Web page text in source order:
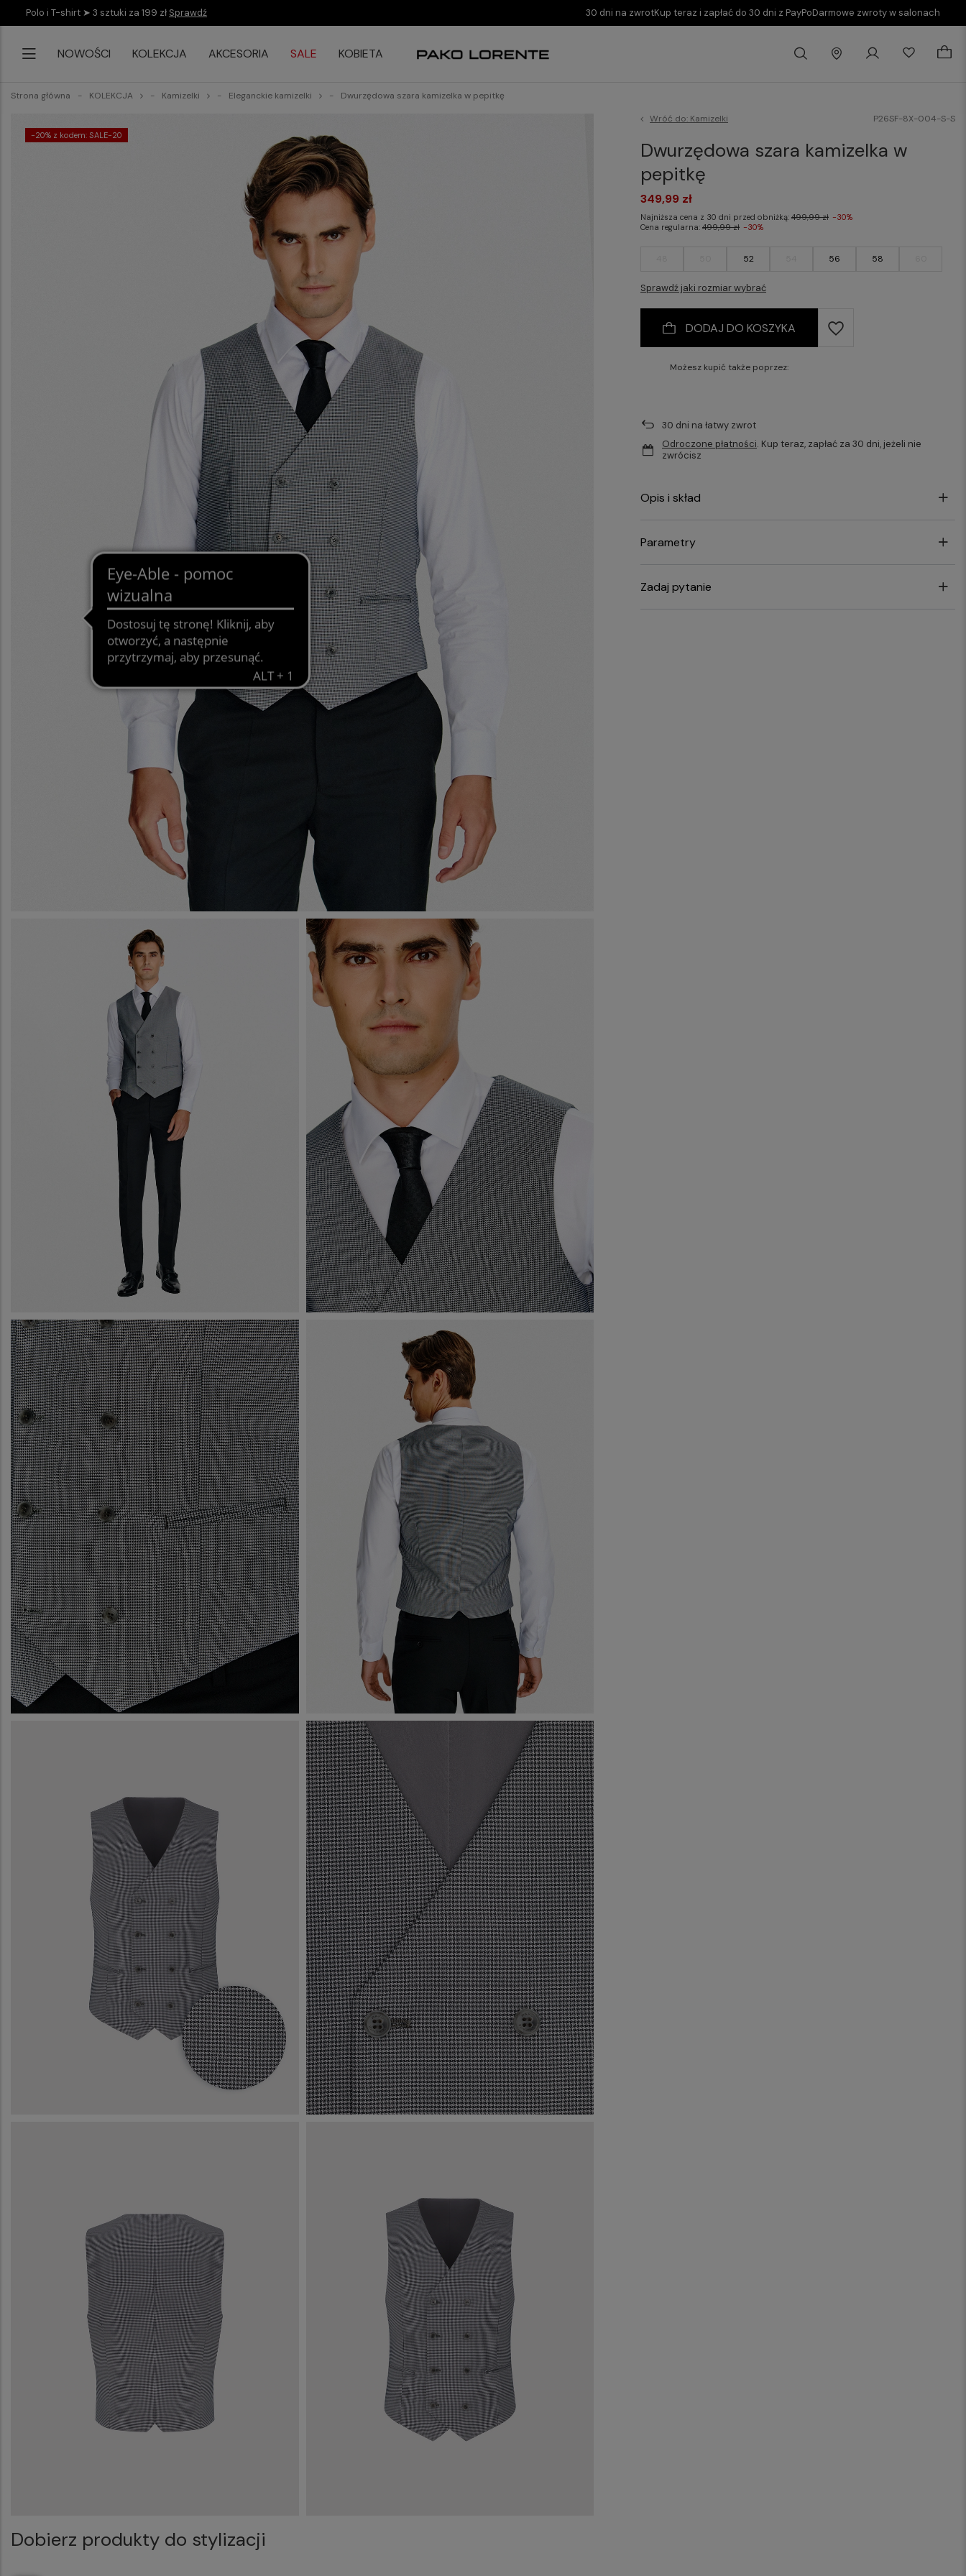
Polo i T-shirt ➤ 3 sztuki za 199 zł Sprawdź 30 dni na zwrotKup teraz i zapłać do 30 dni z PayPoDarmowe zwroty w salonach
NOWOŚCI KOLEKCJA AKCESORIA SALE KOBIETA
Strona główna KOLEKCJA Kamizelki Eleganckie kamizelki Dwurzędowa szara kamizelka w pepitkę
-20% z kodem: SALE-20
Wróć do: Kamizelki P26SF-8X-004-S-S
Dwurzędowa szara kamizelka w
pepitkę
52 56 58
Sprawdź jaki rozmiar wybrać
349,99 zł
Najniższa cena z 30 dni przed obniżką:499,99 zł -30%
Cena regularna:499,99 zł -30%
DODAJ DO KOSZYKA
Możesz kupić także poprzez:
30 dni na łatwy zwrot
Odroczone płatności. Kup teraz, zapłać za 30 dni, jeżeli nie
zwrócisz
Opis i skład
Parametry
Zadaj pytanie
Dobierz produkty do stylizacji